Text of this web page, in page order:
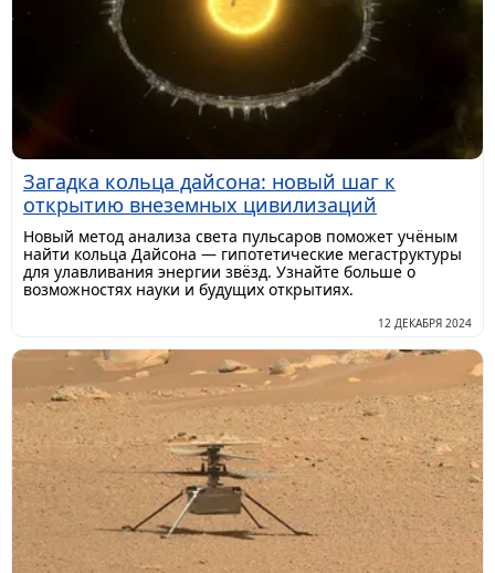
Загадка кольца дайсона: новый шаг к
открытию внеземных цивилизаций
Новый метод анализа света пульсаров поможет учёным
найти кольца Дайсона — гипотетические мегаструктуры
для улавливания энергии звёзд. Узнайте больше о
возможностях науки и будущих открытиях.
12 ДЕКАБРЯ 2024